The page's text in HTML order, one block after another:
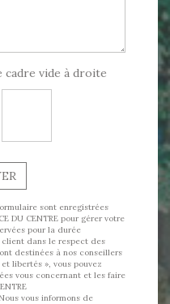
cadre vide à droite
sont enregistrées
DU CENTRE pour gérer votre
pour la durée
dans le respect des
destinées à nos conseillers
libertés », vous pouvez
vous concernant et les faire
vous informons de